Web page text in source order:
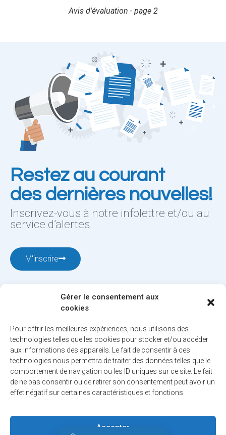
Gérer le consentement aux
cookies
Pour offrir les meilleures expériences, nous utilisons des
technologies telles que les cookies pour stocker et/ou accéder
aux informations des appareils. Le fait de consentir à ces
technologies nous permettra de traiter des données telles que le
comportement de navigation ou les ID uniques sur ce site. Le fait
de ne pas consentir ou de retirer son consentement peut avoir un
effet négatif sur certaines caractéristiques et fonctions.
Accepter
Avis d'évaluation - page 2
Restez au courant
des dernières nouvelles!
Inscrivez-vous à notre infolettre et/ou au
service d’alertes.
M'inscrire
12001, boul. De Salaberry, Dollard-des-Ormeaux ,
Québec, H9B 2A7
ville@ddo.qc.ca514 684-1010
© 2026. Tous droits réservés - Ville de Dollard-des-Ormeaux